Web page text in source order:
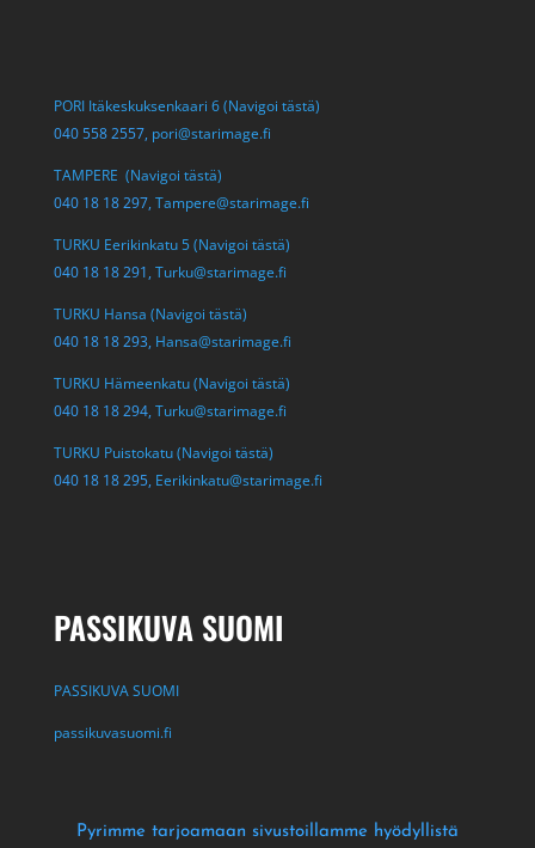
PORI Itäkeskuksenkaari 6 (Navigoi tästä)
040 558 2557, pori@starimage.fi
TAMPERE (Navigoi tästä)
040 18 18 297, Tampere@starimage.fi
TURKU Eerikinkatu 5 (Navigoi tästä)
040 18 18 291, Turku@starimage.fi
TURKU Hansa (Navigoi tästä)
040 18 18 293, Hansa@starimage.fi
TURKU Hämeenkatu (Navigoi tästä)
040 18 18 294, Turku@starimage.fi
TURKU Puistokatu (Navigoi tästä)
040 18 18 295, Eerikinkatu@starimage.fi
PASSIKUVA SUOMI
PASSIKUVA SUOMI
passikuvasuomi.fi
Pyrimme tarjoamaan sivustoillamme hyödyllistä